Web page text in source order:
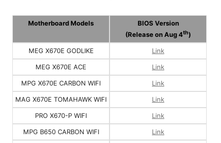
Motherboard Models
BIOS Version
(Release on Aug 4th)
MEG X670E GODLIKE Link
MEG X670E ACE Link
MPG X670E CARBON WIFI Link
MAG X670E TOMAHAWK WIFI Link
PRO X670-P WIFI Link
MPG B650 CARBON WIFI Link